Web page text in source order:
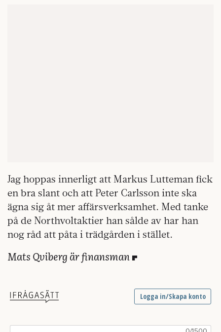
Jag hoppas innerligt att Markus Lutteman fick
en bra slant och att Peter Carlsson inte ska
ägna sig åt mer affärsverksamhet. Med tanke
på de Northvoltaktier han sålde av har han
nog råd att påta i trädgården i stället.
Mats Qviberg är finansman